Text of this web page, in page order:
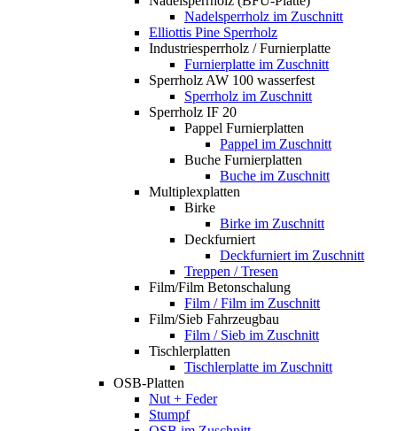
Nadelsperrholz im Zuschnitt
Elliottis Pine Sperrholz
Industriesperrholz / Furnierplatte
Furnierplatte im Zuschnitt
Sperrholz AW 100 wasserfest
Sperrholz im Zuschnitt
Sperrholz IF 20
Pappel Furnierplatten
Pappel im Zuschnitt
Buche Furnierplatten
Buche im Zuschnitt
Multiplexplatten
Birke
Birke im Zuschnitt
Deckfurniert
Deckfurniert im Zuschnitt
Treppen / Tresen
Film/Film Betonschalung
Film / Film im Zuschnitt
Film/Sieb Fahrzeugbau
Film / Sieb im Zuschnitt
Tischlerplatten
Tischlerplatte im Zuschnitt
OSB-Platten
Nut + Feder
Stumpf